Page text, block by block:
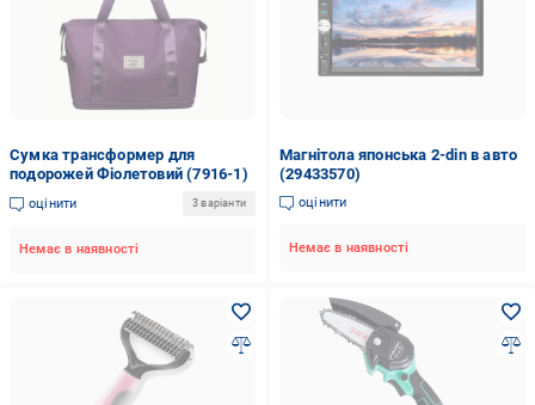
Сумка трансформер для
подорожей Фіолетовий (7916-1)
оцінити 3 варіанти
Немає в наявності
Магнітола японська 2-din в авто
(29433570)
оцінити
Немає в наявності